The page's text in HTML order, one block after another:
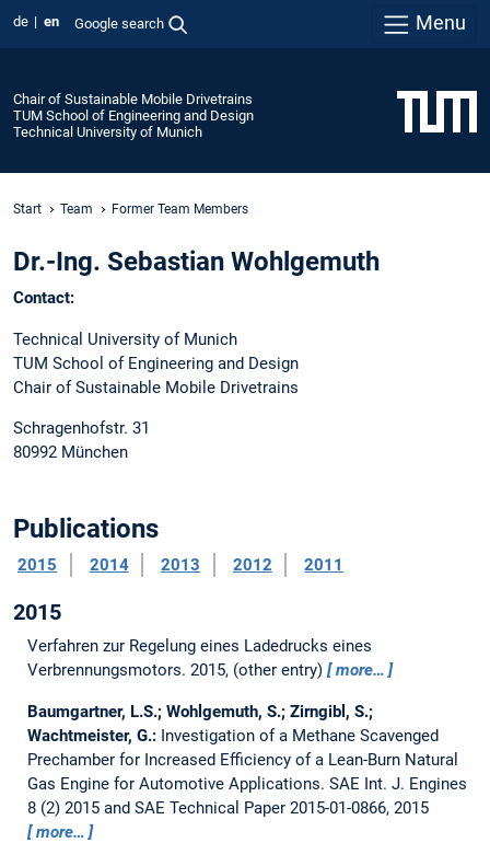
de en Google search Menu
Chair of Sustainable Mobile Drivetrains
TUM School of Engineering and Design
Technical University of Munich
Start Team Former Team Members
Dr.-Ing. Sebastian Wohlgemuth
Contact:
Technical University of Munich
TUM School of Engineering and Design
Chair of Sustainable Mobile Drivetrains
Schragenhofstr. 31
80992 München
Publications
2015 2014 2013 2012 2011
2015
Verfahren zur Regelung eines Ladedrucks eines
Verbrennungsmotors. 2015, (other entry) more…
Baumgartner, L.S.; Wohlgemuth, S.; Zirngibl, S.;
Wachtmeister, G.: Investigation of a Methane Scavenged
Prechamber for Increased Efficiency of a Lean-Burn Natural
Gas Engine for Automotive Applications. SAE Int. J. Engines
8 (2) 2015 and SAE Technical Paper 2015-01-0866, 2015
more…